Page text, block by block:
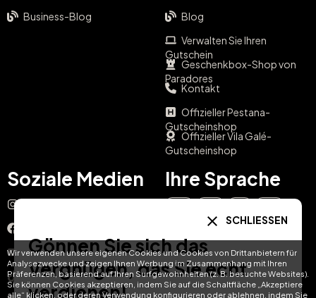
Wir verwenden unsere eigenen Cookies und Cookies von Drittanbietern für
Analysezwecke und zeigen Ihnen Werbung im Zusammenhang mit Ihren
Präferenzen, basierend auf Ihren Surfgewohnheiten (z. B. besuchte Websites).
Sie können Cookies akzeptieren, indem Sie auf die Schaltfläche „Akzeptiere
alle“ klicken, oder deren Verwendung konfigurieren oder ablehnen, indem Sie
Business-Blog
Blog
Verwalten Sie Ihren
Gutschein
Geschenkbox-Shop von
Paradores
Kontakt
Offizieller Pestana-
Gutscheinshop
Offizieller Vila Galé-
Gutscheinshop
Soziale Medien
YouTube
TikTok
Ihre Sprache
DE FR
SCHLIESSEN
Gönnen Sie sich das
Vergnügen, das Sie echt
verdienen!